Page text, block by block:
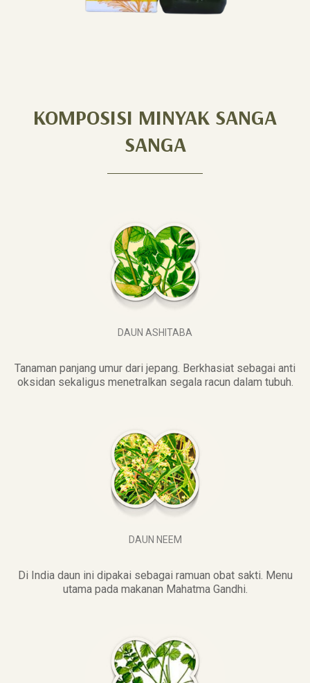
KOMPOSISI MINYAK SANGA
SANGA
DAUN ASHITABA
Tanaman panjang umur dari jepang. Berkhasiat sebagai anti
oksidan sekaligus menetralkan segala racun dalam tubuh.
DAUN NEEM
Di India daun ini dipakai sebagai ramuan obat sakti. Menu
utama pada makanan Mahatma Gandhi.